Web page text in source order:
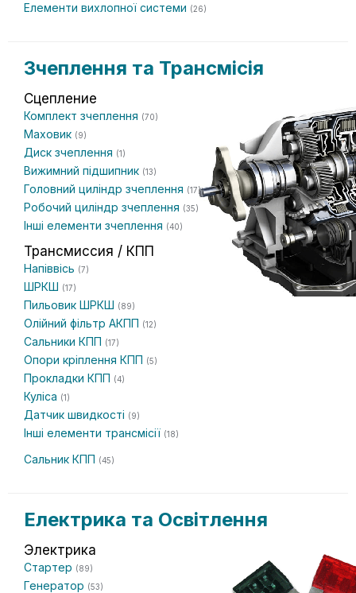
Елементи вихлопної системи (26)
Зчеплення та Трансмісія
Сцепление
Комплект зчеплення (70)
Маховик (9)
Диск зчеплення (1)
Вижимний підшипник (13)
Головний циліндр зчеплення (17)
Робочий циліндр зчеплення (35)
Інші елементи зчеплення (40)
Трансмиссия / КПП
Напіввісь (7)
ШРКШ (17)
Пильовик ШРКШ (89)
Олійний фільтр АКПП (12)
Сальники КПП (17)
Опори кріплення КПП (5)
Прокладки КПП (4)
Куліса (1)
Датчик швидкості (9)
Інші елементи трансмісії (18)
Сальник КПП (45)
Електрика та Освітлення
Электрика
Стартер (89)
Генератор (53)